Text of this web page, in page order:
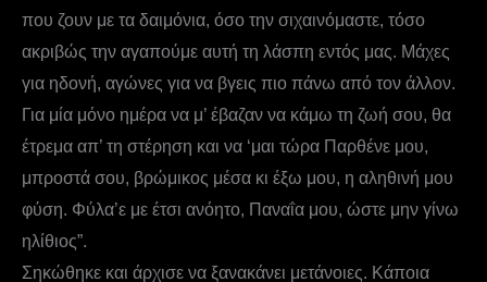
που ζουν με τα δαιμόνια, όσο την σιχαινόμαστε, τόσο
ακριβώς την αγαπούμε αυτή τη λάσπη εντός μας. Μάχες
για ηδονή, αγώνες για να βγεις πιο πάνω από τον άλλον.
Για μία μόνο ημέρα να μ’ έβαζαν να κάμω τη ζωή σου, θα
έτρεμα απ’ τη στέρηση και να ‘μαι τώρα Παρθένε μου,
μπροστά σου, βρώμικος μέσα κι έξω μου, η αληθινή μου
φύση. Φύλα’ε με έτσι ανόητο, Παναΐα μου, ώστε μην γίνω
ηλίθιος”.
Σηκώθηκε και άρχισε να ξανακάνει μετάνοιες. Κάποια